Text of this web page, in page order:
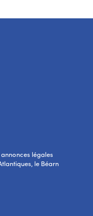
légales
le Béarn